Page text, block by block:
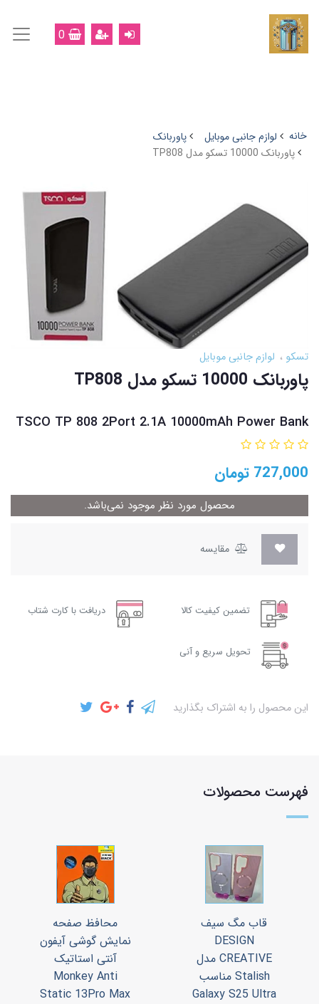
0
خانه لوازم جانبی موبایل
پاوربانک
پاوربانک 10000 تسکو مدل TP808
تسکو لوازم جانبی موبایل
پاوربانک 10000 تسکو مدل TP808
TSCO TP 808 2Port 2.1A 10000mAh Power Bank
727,000 تومان
محصول مورد نظر موجود نمی‌باشد.
مقایسه
تضمین کیفیت کالا دریافت با کارت شتاب
تحویل سریع و آنی
این محصول را به اشتراک بگذارید
فهرست محصولات
قاب مگ سیف
DESIGN
CREATIVE مدل
Stalish مناسب
Galaxy S25 Ultra
محافظ صفحه
نمایش گوشی آیفون
آنتی استاتیک
Monkey Anti
Static 13Pro Max